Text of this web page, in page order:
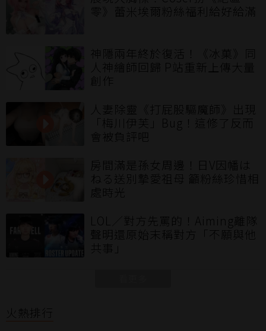
零》蕾米埃爾粉絲福利給好給滿
神隱兩年終於復活！《冰菓》同
人神繪師回歸 P站重新上傳大量
創作
人妻除靈《打屁股驅魔師》出現
「梅川伊芙」Bug！這修了反而
會被負評吧
房間滿是孫女周邊！日V因幡は
ねる送別摯愛祖母 籲粉絲珍惜相
處時光
LOL／對方先罵的！Aiming離隊
聲明還原始末稱對方「不願與他
共事」
火熱排行